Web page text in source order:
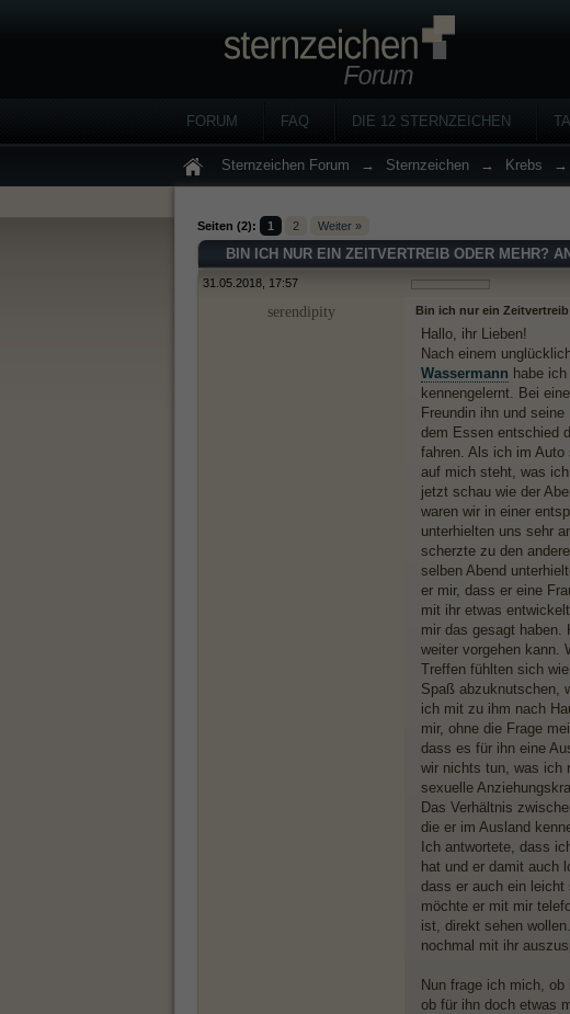
FORUM FAQ DIE 12 STERNZEICHEN
Sternzeichen Forum → Sternzeichen → Krebs →
Seiten (2): 1 2 Weiter »
BIN ICH NUR EIN ZEITVERTREIB ODER MEHR?
31.05.2018, 17:57
serendipity Bin ich nur ein
Hallo, ihr Lieben!
Nach einem
Wassermann habe
kennengelernt. Bei
Freundin ihn und
dem Essen entschied
fahren. Als ich im
auf mich steht, was
jetzt schau wie der
waren wir in einer
unterhielten uns sehr
scherzte zu den
selben Abend
er mir, dass er eine
mit ihr etwas
mir das gesagt haben.
weiter vorgehen kann.
Treffen fühlten sich
Spaß abzuknutschen,
ich mit zu ihm nach
mir, ohne die Frage
dass es für ihn eine
wir nichts tun, was ich
sexuelle
Das Verhältnis
die er im Ausland
Ich antwortete, dass
hat und er damit auch
dass er auch ein leicht
möchte er mit mir
ist, direkt sehen
nochmal mit ihr
Nun frage ich mich,
ob für ihn doch etwas